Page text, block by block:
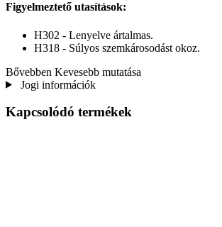
Figyelmeztető utasítások:
H302 - Lenyelve ártalmas.
H318 - Súlyos szemkárosodást okoz.
Bővebben Kevesebb mutatása
Jogi információk
Kapcsolódó termékek